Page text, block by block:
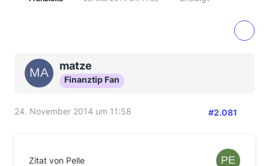
matze
Finanztip Fan
24. November 2014 um 11:58 #2.081
Zitat von Pelle